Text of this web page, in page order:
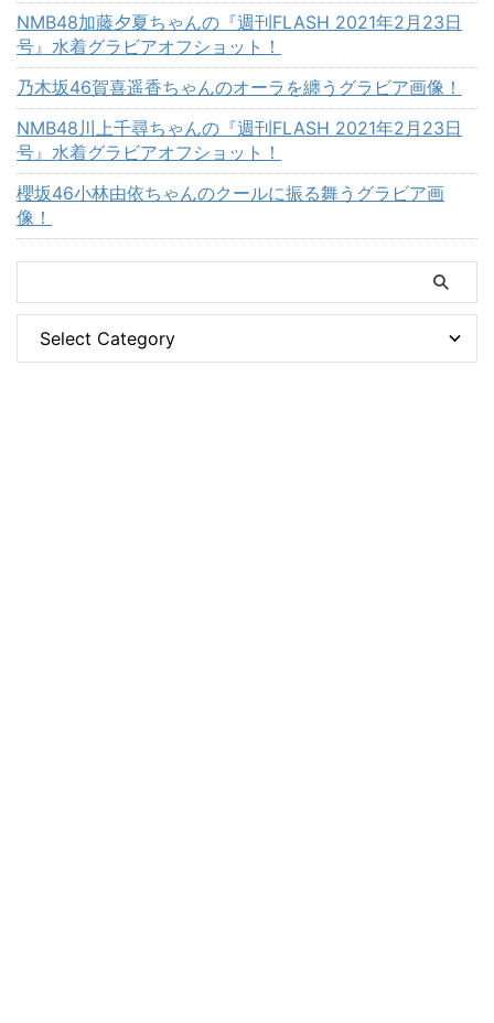
NMB48加藤夕夏ちゃんの『週刊FLASH 2021年2月23日
号』水着グラビアオフショット！
乃木坂46賀喜遥香ちゃんのオーラを纏うグラビア画像！
NMB48川上千尋ちゃんの『週刊FLASH 2021年2月23日
号』水着グラビアオフショット！
櫻坂46小林由依ちゃんのクールに振る舞うグラビア画
像！